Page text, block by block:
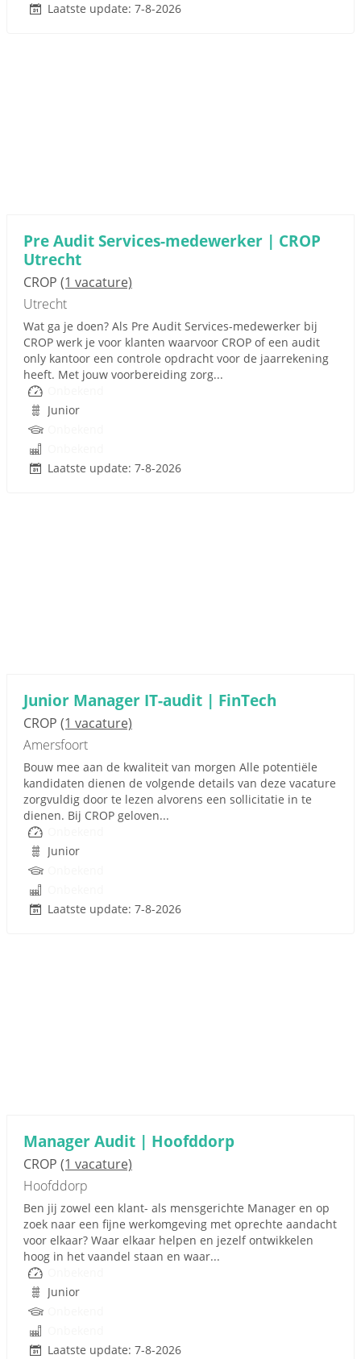
Laatste update: 7-8-2026
Pre Audit Services-medewerker | CROP
Utrecht
CROP (1 vacature)
Utrecht
Wat ga je doen? Als Pre Audit Services-medewerker bij
CROP werk je voor klanten waarvoor CROP of een audit
only kantoor een controle opdracht voor de jaarrekening
heeft. Met jouw voorbereiding zorg...
Junior
Laatste update: 7-8-2026
Junior Manager IT-audit | FinTech
CROP (1 vacature)
Amersfoort
Bouw mee aan de kwaliteit van morgen Alle potentiële
kandidaten dienen de volgende details van deze vacature
zorgvuldig door te lezen alvorens een sollicitatie in te
dienen. Bij CROP geloven...
Junior
Laatste update: 7-8-2026
Manager Audit | Hoofddorp
CROP (1 vacature)
Hoofddorp
Ben jij zowel een klant- als mensgerichte Manager en op
zoek naar een fijne werkomgeving met oprechte aandacht
voor elkaar? Waar elkaar helpen en jezelf ontwikkelen
hoog in het vaandel staan en waar...
Junior
Laatste update: 7-8-2026